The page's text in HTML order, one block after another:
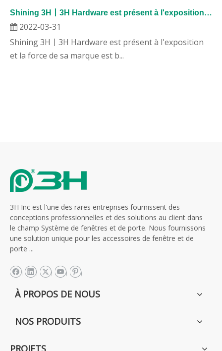
Shining 3H丨3H Hardware est présent à l'exposition et la force de sa marque est bien reconnue !
2022-03-31
Shining 3H丨3H Hardware est présent à l'exposition
et la force de sa marque est b...
3H Inc est l'une des rares entreprises fournissent des
conceptions professionnelles et des solutions au client dans
le champ Système de fenêtres et de porte. Nous fournissons
une solution unique pour les accessoires de fenêtre et de
porte ...
À PROPOS DE NOUS
NOS PRODUITS
PROJETS